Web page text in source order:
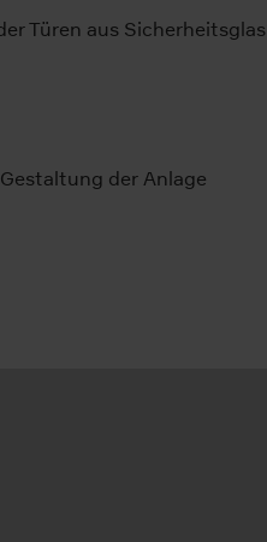
Türen aus Sicherheitsglas
der Anlage